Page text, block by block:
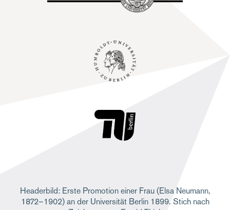
Headerbild: Erste Promotion einer Frau (Elsa Neumann,
1872–1902) an der Universität Berlin 1899. Stich nach